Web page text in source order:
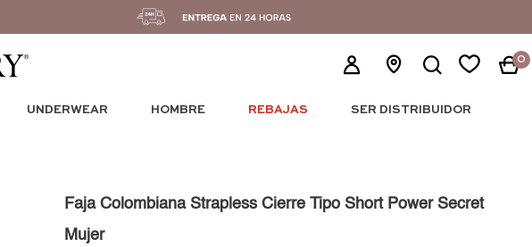
0
UNDERWEAR HOMBRE REBAJAS SER DISTRIBUIDOR
Faja Colombiana Strapless Cierre Tipo Short Power Secret
Mujer